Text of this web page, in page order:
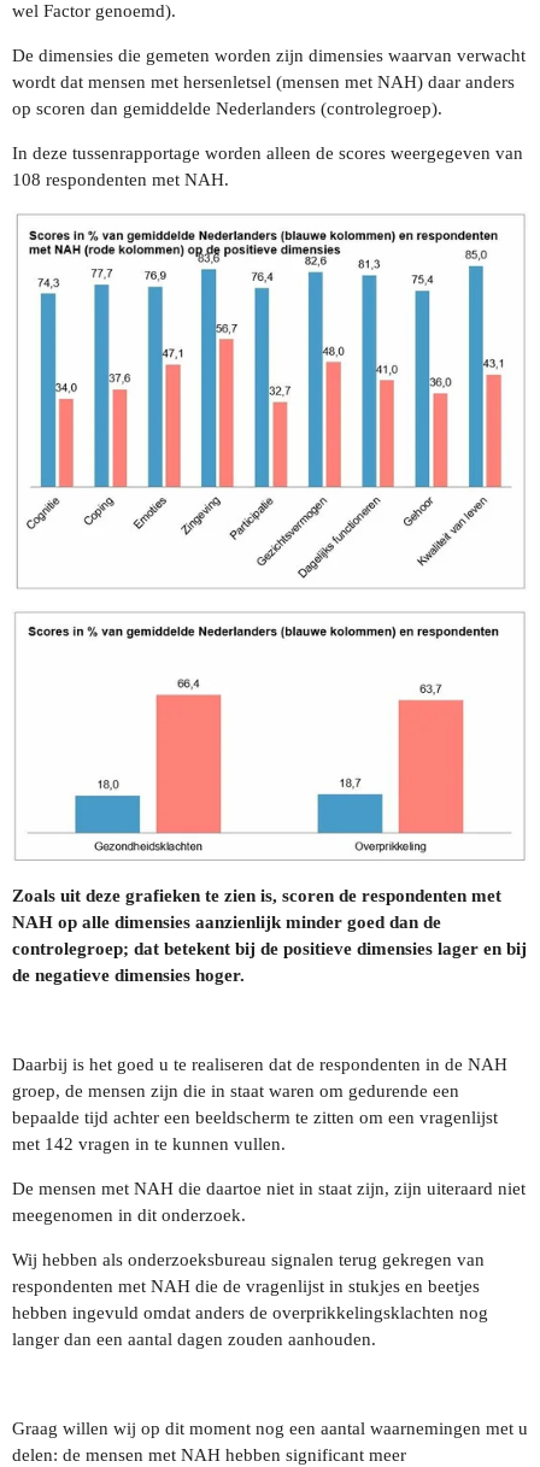
wel Factor genoemd).
De dimensies die gemeten worden zijn dimensies waarvan verwacht
wordt dat mensen met hersenletsel (mensen met NAH) daar anders
op scoren dan gemiddelde Nederlanders (controlegroep).
In deze tussenrapportage worden alleen de scores weergegeven van
108 respondenten met NAH.
Zoals uit deze grafieken te zien is, scoren de respondenten met
NAH op alle dimensies aanzienlijk minder goed dan de
controlegroep; dat betekent bij de positieve dimensies lager en bij
de negatieve dimensies hoger.
Daarbij is het goed u te realiseren dat de respondenten in de NAH
groep, de mensen zijn die in staat waren om gedurende een
bepaalde tijd achter een beeldscherm te zitten om een vragenlijst
met 142 vragen in te kunnen vullen.
De mensen met NAH die daartoe niet in staat zijn, zijn uiteraard niet
meegenomen in dit onderzoek.
Wij hebben als onderzoeksbureau signalen terug gekregen van
respondenten met NAH die de vragenlijst in stukjes en beetjes
hebben ingevuld omdat anders de overprikkelingsklachten nog
langer dan een aantal dagen zouden aanhouden.
Graag willen wij op dit moment nog een aantal waarnemingen met u
delen: de mensen met NAH hebben significant meer